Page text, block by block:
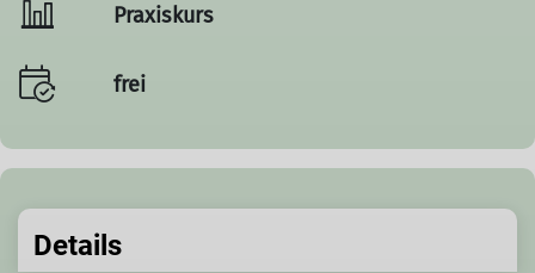
Praxiskurs
frei
Details